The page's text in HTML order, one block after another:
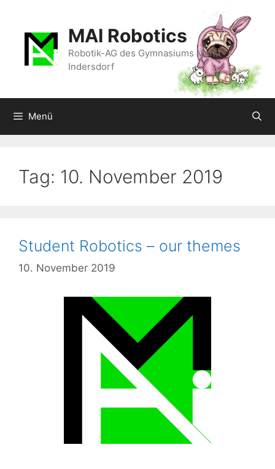
springen
MAI Robotics
Robotik-AG des Gymnasiums Markt
Indersdorf
Menü
Tag: 10. November 2019
Student Robotics – our themes
10. November 2019